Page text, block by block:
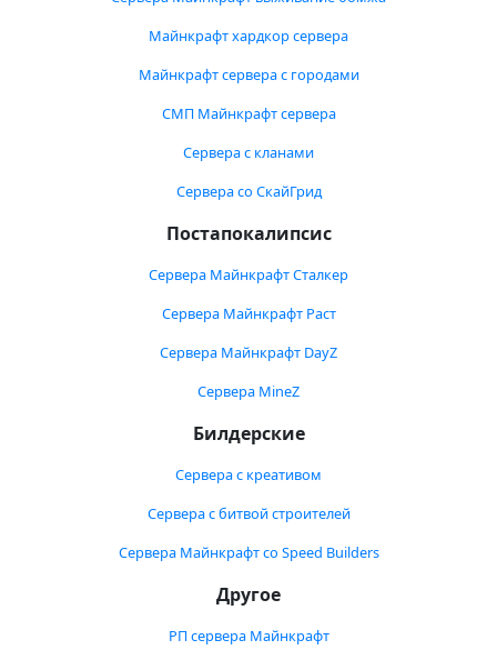
Майнкрафт хардкор сервера
Майнкрафт сервера с городами
СМП Майнкрафт сервера
Сервера с кланами
Сервера со СкайГрид
Постапокалипсис
Сервера Майнкрафт Сталкер
Сервера Майнкрафт Раст
Сервера Майнкрафт DayZ
Сервера MineZ
Билдерские
Сервера с креативом
Сервера с битвой строителей
Сервера Майнкрафт со Speed Builders
Другое
РП сервера Майнкрафт